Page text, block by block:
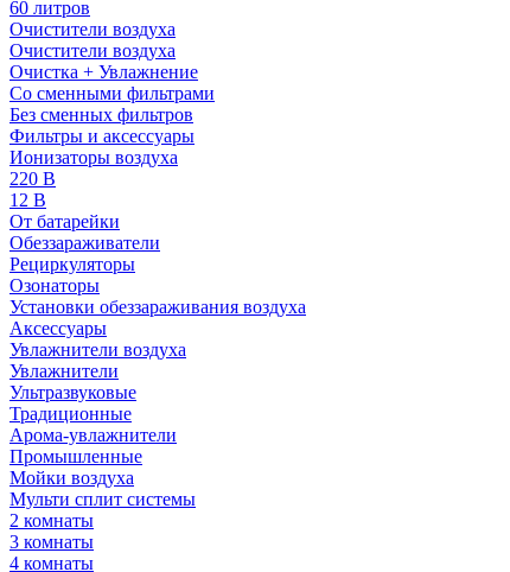
60 литров
Очистители воздуха
Очистители воздуха
Очистка + Увлажнение
Cо сменными фильтрами
Без сменных фильтров
Фильтры и аксессуары
Ионизаторы воздуха
220 В
12 В
От батарейки
Обеззараживатели
Рециркуляторы
Озонаторы
Установки обеззараживания воздуха
Аксессуары
Увлажнители воздуха
Увлажнители
Ультразвуковые
Традиционные
Арома-увлажнители
Промышленные
Мойки воздуха
Мульти сплит системы
2 комнаты
3 комнаты
4 комнаты